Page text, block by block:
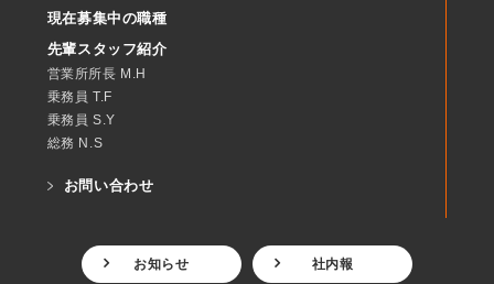
現在募集中の職種
先輩スタッフ紹介
営業所所長 M.H
乗務員 T.F
乗務員 S.Y
総務 N.S
お問い合わせ
お知らせ 社内報